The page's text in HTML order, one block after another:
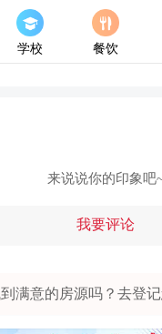
学校 餐饮
来说说你的印象吧
我要评论
满意的房源吗？去登